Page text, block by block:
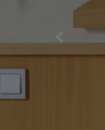
Previous